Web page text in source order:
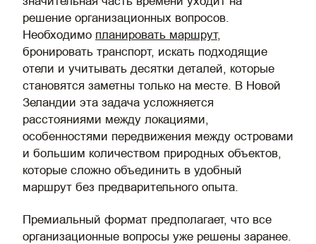
решение организационных вопросов.
Необходимо планировать маршрут,
бронировать транспорт, искать подходящие
отели и учитывать десятки деталей, которые
становятся заметны только на месте. В Новой
Зеландии эта задача усложняется
расстояниями между локациями,
особенностями передвижения между островами
и большим количеством природных объектов,
которые сложно объединить в удобный
маршрут без предварительного опыта.
Премиальный формат предполагает, что все
организационные вопросы уже решены заранее.